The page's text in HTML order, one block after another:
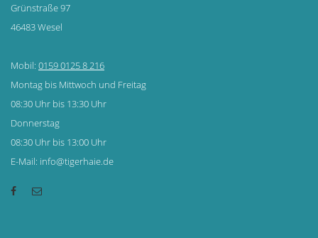
Grünstraße 97
46483 Wesel
Mobil: 0159 0125 8 216
Montag bis Mittwoch und Freitag
08:30 Uhr bis 13:30 Uhr
Donnerstag
08:30 Uhr bis 13:00 Uhr
E-Mail: info@tigerhaie.de